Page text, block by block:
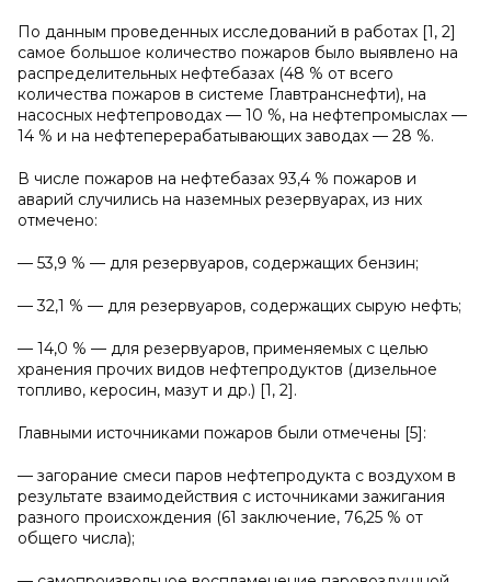
По данным проведенных исследований в работах [1, 2]
самое большое количество пожаров было выявлено на
распределительных нефтебазах (48 % от всего
количества пожаров в системе Главтранснефти), на
насосных нефтепроводах — 10 %, на нефтепромыслах —
14 % и на нефтеперерабатывающих заводах — 28 %.
В числе пожаров на нефтебазах 93,4 % пожаров и
аварий случились на наземных резервуарах, из них
отмечено:
— 53,9 % — для резервуаров, содержащих бензин;
— 32,1 % — для резервуаров, содержащих сырую нефть;
— 14,0 % — для резервуаров, применяемых с целью
хранения прочих видов нефтепродуктов (дизельное
топливо, керосин, мазут и др.) [1, 2].
Главными источниками пожаров были отмечены [5]:
— загорание смеси паров нефтепродукта с воздухом в
результате взаимодействия с источниками зажигания
разного происхождения (61 заключение, 76,25 % от
общего числа);